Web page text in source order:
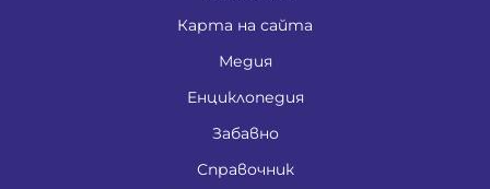
Карта на сайта
Медия
Енциклопедия
Забавно
Справочник